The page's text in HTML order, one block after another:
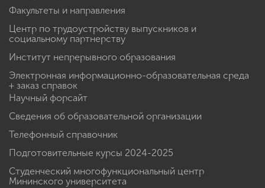
Факультеты и направления
Центр по трудоустройству выпускников и
социальному партнерству
Институт непрерывного образования
Электронная информационно-образовательная среда
+ заказ справок
Научный форсайт
Сведения об образовательной организации
Телефонный справочник
Подготовительные курсы 2024-2025
Студенческий многофункциональный центр
Мининского университета